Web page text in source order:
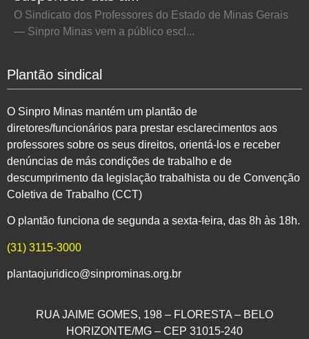
O Sindicato dos Professores do Estado de Minas Gerais
— Sinpro Minas vem a público escl...
Plantão sindical
O Sinpro Minas mantém um plantão de
diretores/funcionários para prestar esclarecimentos aos
professores sobre os seus direitos, orientá-los e receber
denúncias de más condições de trabalho e de
descumprimento da legislação trabalhista ou de Convenção
Coletiva de Trabalho (CCT)
O plantão funciona de segunda a sexta-feira, das 8h às 18h.
(31) 3115-3000
plantaojuridico@sinprominas.org.br
RUA JAIME GOMES, 198 – FLORESTA – BELO
HORIZONTE/MG – CEP 31015-240